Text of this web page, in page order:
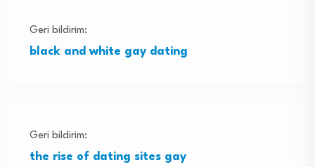
Geri bildirim:
black and white gay dating
Geri bildirim:
the rise of dating sites gay